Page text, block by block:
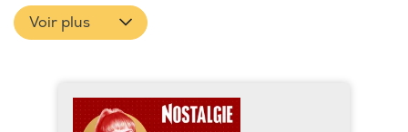
Voir plus